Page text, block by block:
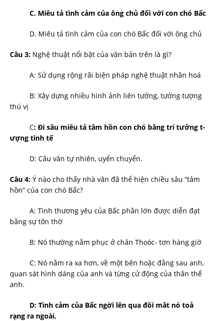
C. Miêu tả tình cảm của ông chủ đối với con chó Bấc
D. Miêu tả tình cảm của con chó Bấc đối với ông chủ
Câu 3: Nghệ thuật nổi bật của văn bản trên là gì?
A: Sử dụng rộng rãi biện pháp nghệ thuật nhân hoá
B: Xây dựng nhiều hình ảnh liên t­ưởng, t­ưởng tư­ợng
thú vị
C: Đi sâu miêu tả tâm hồn con chó bằng trí t­ưởng t­
ượng tinh tế
D: Câu văn tự nhiên, uyển chuyển.
Câu 4: Ý nào cho thấy nhà văn đã thể hiện chiều sâu “tâm
hồn” của con chó Bấc?
A: Tình thư­ơng yêu của Bấc phần lớn đ­ược diễn đạt
bằng sự tôn thờ
B: Nó th­ường nằm phục ở chân Thoóc- tơn hàng giờ
C: Nó nằm ra xa hơn, về một bên hoặc đằng sau anh,
quan sát hình dáng của anh và từng cử động của thân thể
anh.
D: Tình cảm của Bấc ngời lên qua đôi mắt nó toả
rạng ra ngoài.